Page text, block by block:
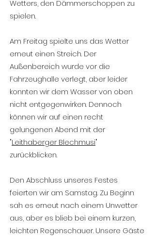
Wetters, den Dämmerschoppen zu
spielen.
Am Freitag spielte uns das Wetter
erneut einen Streich. Der
Außenbereich wurde vor die
Fahrzeughalle verlegt, aber leider
konnten wir dem Wasser von oben
nicht entgegenwirken. Dennoch
können wir auf einen recht
gelungenen Abend mit der
"Leithaberger Blechmusi"
zurückblicken.
Den Abschluss unseres Festes
feierten wir am Samstag. Zu Beginn
sah es erneut nach einem Unwetter
aus, aber es blieb bei einem kurzen,
leichten Regenschauer. Unsere Gäste